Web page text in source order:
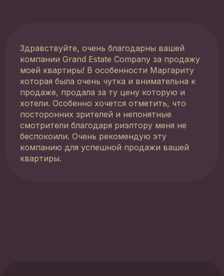
Здравствуйте, очень благодарны вашей
компании Grand Estate Company за продажу
моей квартиры! В особенности Маргариту
которая была очень чутка и внимательна к
продаже, продала за ту цену которую и
хотели. Особенно хочется отметить, что
посторонних зрителей и непонятные
смотрители благодаря риэлтору меня не
беспокоили. Очень рекомендую эту
компанию для успешной продажи вашей
квартиры.